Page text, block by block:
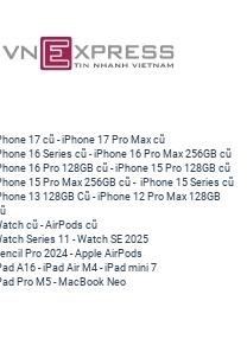
17 cũ-iPhone 17 Pro Max cũ
16 Series cũ - iPhone 16 Pro Max 256GB cũ
16 Pro 128GB cũ-iPhone 15 Pro 128GB cũ
15 Pro Max 256GB cũ - iPhone 15 Series cũ
13 128GB Cũ -iPhone 12 Pro Max 128GB
cũ -AirPods cũ
Series 11 -Watch SE 2025
Pro 2024-Apple AirPods
A16-iPad Air M4 -iPad mini 7
Pro M5 - MacBook Neo